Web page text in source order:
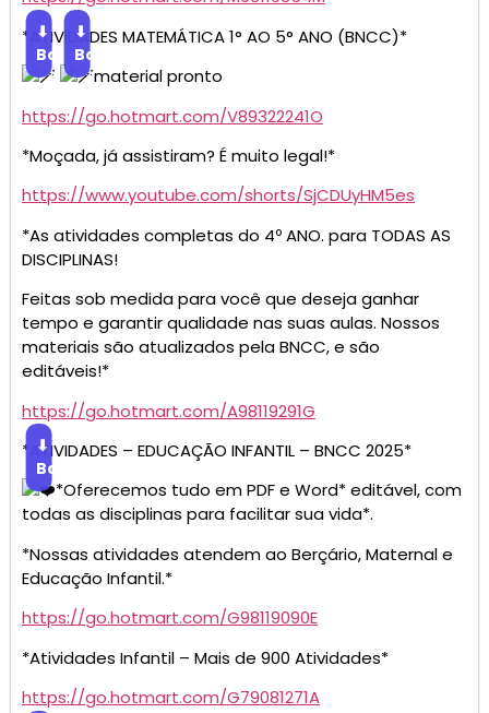
*ATIVIDADES MATEMÁTICA 1° AO 5° ANO (BNCC)*
⬇
Baixar
⬇
Baixar
material pronto
https://go.hotmart.com/V89322241O
*Moçada, já assistiram? É muito legal!*
https://www.youtube.com/shorts/SjCDUyHM5es
*As atividades completas do 4º ANO. para TODAS AS
DISCIPLINAS!
Feitas sob medida para você que deseja ganhar
tempo e garantir qualidade nas suas aulas. Nossos
materiais são atualizados pela BNCC, e são
editáveis!*
https://go.hotmart.com/A98119291G
*ATIVIDADES – EDUCAÇÃO INFANTIL – BNCC 2025*
⬇
Baixar
*Oferecemos tudo em PDF e Word* editável, com
todas as disciplinas para facilitar sua vida*.
*Nossas atividades atendem ao Berçário, Maternal e
Educação Infantil.*
https://go.hotmart.com/G98119090E
*Atividades Infantil – Mais de 900 Atividades*
https://go.hotmart.com/G79081271A